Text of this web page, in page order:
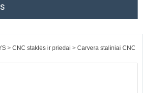
CNC staklės ir priedai Carvera staliniai CNC